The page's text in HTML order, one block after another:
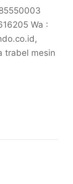
Wa :
trabel mesin